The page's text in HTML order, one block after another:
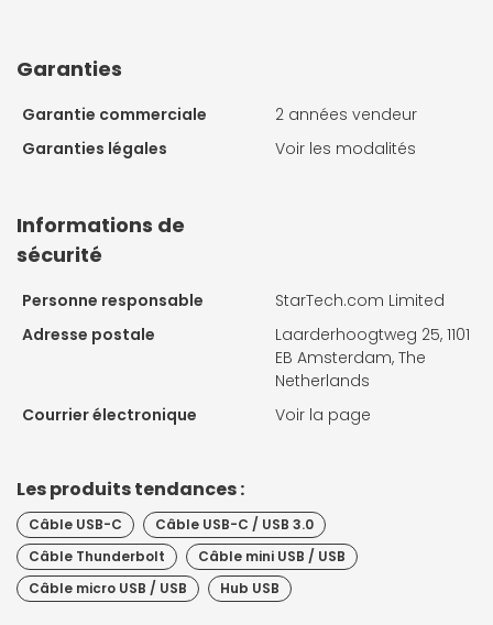
Garanties
Garantie commerciale
2 années vendeur
Garanties légales
Voir les modalités
Informations de
sécurité
Personne responsable
StarTech.com Limited
Adresse postale
Laarderhoogtweg 25, 1101
EB Amsterdam, The
Netherlands
Courrier électronique
Voir la page
Les produits tendances :
Câble USB-C
Câble USB-C / USB 3.0
Câble Thunderbolt
Câble mini USB / USB
Câble micro USB / USB
Hub USB